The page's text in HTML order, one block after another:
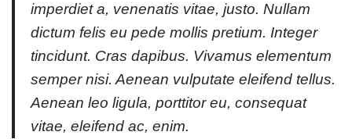
imperdiet a, venenatis vitae, justo. Nullam
dictum felis eu pede mollis pretium. Integer
tincidunt. Cras dapibus. Vivamus elementum
semper nisi. Aenean vulputate eleifend tellus.
Aenean leo ligula, porttitor eu, consequat
vitae, eleifend ac, enim.